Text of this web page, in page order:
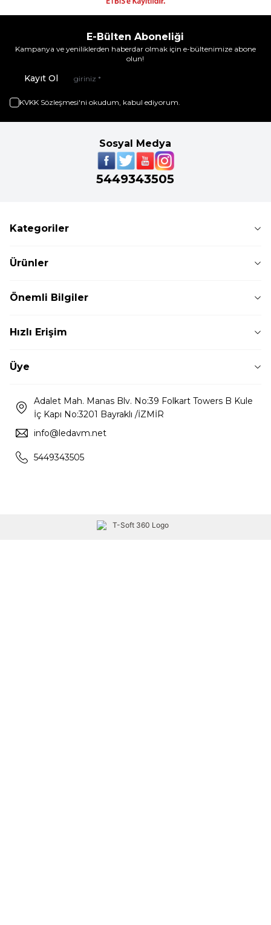
E-Bülten Aboneliği
Kampanya ve yeniliklerden haberdar olmak için e-bültenimize abone
olun!
Kayıt Ol
KVKK Sözleşmesi'ni okudum, kabul ediyorum.
Sosyal Medya
5449343505
Kategoriler
Ürünler
Önemli Bilgiler
Hızlı Erişim
Üye
Adalet Mah. Manas Blv. No:39 Folkart Towers B Kule
İç Kapı No:3201 Bayraklı /İZMİR
info@ledavm.net
5449343505